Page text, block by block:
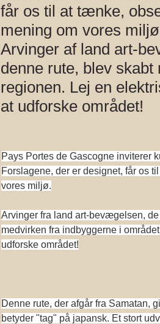
får os til at tænke,
mening om vores
Arvinger af land art-
denne rute, blev
regionen. Lej en
at udforske området!
Pays Portes de Gascogne inviterer
Forslagene, der er designet, får os
vores miljø.
Arvinger fra land art-bevægelsen,
medvirken fra indbyggerne i
udforske området!
Denne rute, der afgår fra Samatan,
betyder "tag" på japansk. Et stort